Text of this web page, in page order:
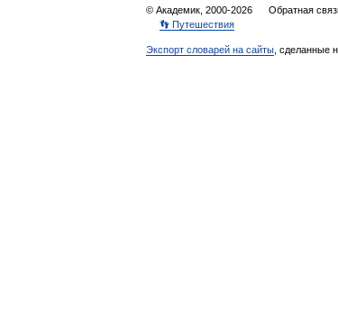
© Академик, 2000-2026 Обратная
👣 Путешествия
Экспорт словарей на сайты , сделанные